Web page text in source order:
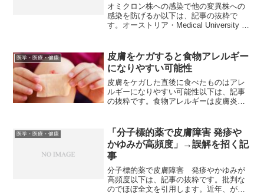
オミクロン株への感染で他の変異株への
感染を防げるか以下は、記事の抜粋で
す。オーストリア・Medical University of
清サンプ...
医学・医療・健康
皮膚をケガすると食物アレルギー
になりやすい可能性
皮膚をケガした直後に食べたものはアレ
ルギーになりやすい可能性以下は、記事
の抜粋です。食物アレルギーは皮膚炎な
ェール大学のダニエル・A・ワイズマン氏
やイザベラ・ブラウン・...
医学・医療・健康
「分子標的薬で皮膚障害 発疹や
かゆみが高頻度」→誤解を招く記
事
分子標的薬で皮膚障害 発疹やかゆみが
高頻度以下は、記事の抜粋です。批判な
のでほぼ全文を引用します。近年、がん